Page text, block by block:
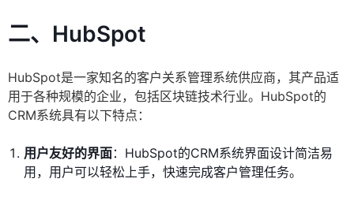
二、HubSpot
HubSpot是一家知名的客户关系管理系统供应商，其产品适
用于各种规模的企业，包括区块链技术行业。HubSpot的
CRM系统具有以下特点：
用户友好的界面：HubSpot的CRM系统界面设计简洁易
用，用户可以轻松上手，快速完成客户管理任务。